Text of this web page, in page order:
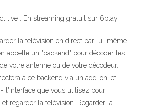
live : En streaming gratuit sur 6play.
la télévision en direct par lui-même.
appelle un "backend" pour décoder les
votre antenne ou de votre décodeur.
à ce backend via un add-on, et
l'interface que vous utilisez pour
regarder la télévision. Regarder la